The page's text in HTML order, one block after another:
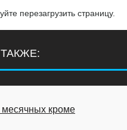
перезагрузить страницу.
ТАКЖЕ:
кроме